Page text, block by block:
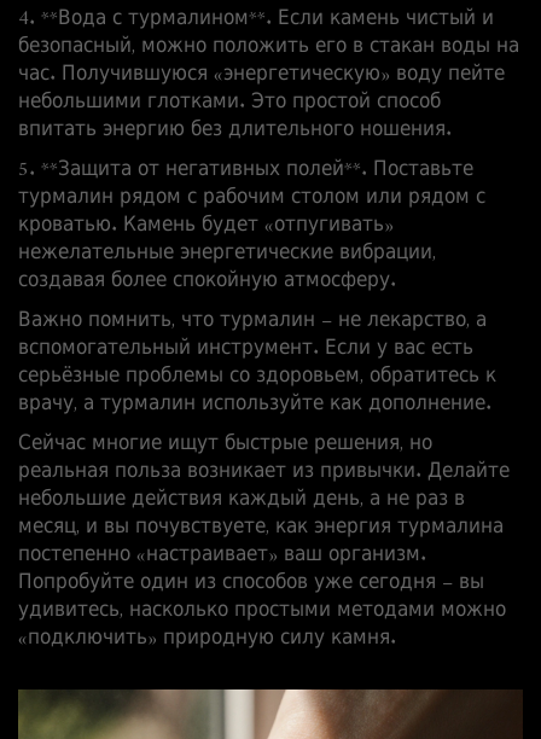
4. **Вода с турмалином**. Если камень чистый и
безопасный, можно положить его в стакан воды на
час. Получившуюся «энергетическую» воду пейте
небольшими глотками. Это простой способ
впитать энергию без длительного ношения.
5. **Защита от негативных полей**. Поставьте
турмалин рядом с рабочим столом или рядом с
кроватью. Камень будет «отпугивать»
нежелательные энергетические вибрации,
создавая более спокойную атмосферу.
Важно помнить, что турмалин – не лекарство, а
вспомогательный инструмент. Если у вас есть
серьёзные проблемы со здоровьем, обратитесь к
врачу, а турмалин используйте как дополнение.
Сейчас многие ищут быстрые решения, но
реальная польза возникает из привычки. Делайте
небольшие действия каждый день, а не раз в
месяц, и вы почувствуете, как энергия турмалина
постепенно «настраивает» ваш организм.
Попробуйте один из способов уже сегодня – вы
удивитесь, насколько простыми методами можно
«подключить» природную силу камня.